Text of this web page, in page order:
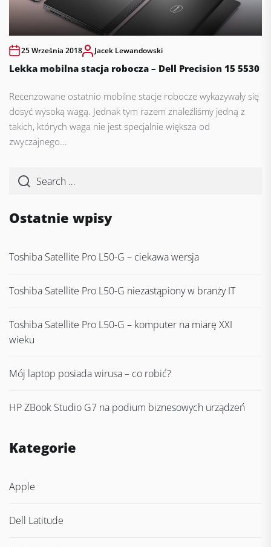
25 Września 2018 Jacek Lewandowski
Lekka mobilna stacja robocza – Dell Precision 15 5530
Recenzowane ostatnio mobilne stacje robocze wykazywały się
dosyć wysoką wagą. Jednak tym razem znaleźliśmy jedną z
takich, których waga nie jest specjalnie większa od
zwyczajnego...
Ostatnie wpisy
Toshiba Satellite Pro L50-G – ciekawa wersja
Toshiba Satellite Pro L50-G niezastąpiony w branży IT
Toshiba Satellite Pro L50-G – komputer na miarę XXI
wieku
Mój laptop posiada wirusa – co robić?
HP ZBook Studio G7 na podium biznesowych urządzeń
Kategorie
Apple
Dell Latitude